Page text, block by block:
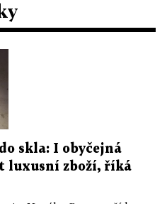
skla: I obyčejná
luxusní zboží, říká